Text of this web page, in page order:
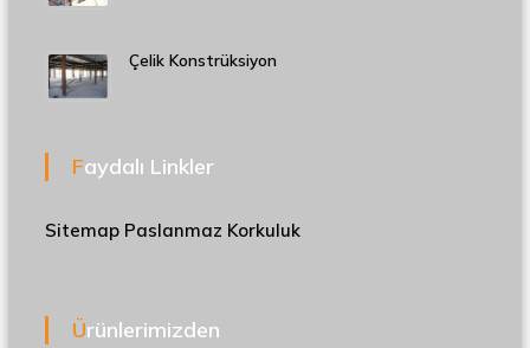
Çelik Konstrüksiyon
Faydalı Linkler
Sitemap Paslanmaz Korkuluk
Ürünlerimizden